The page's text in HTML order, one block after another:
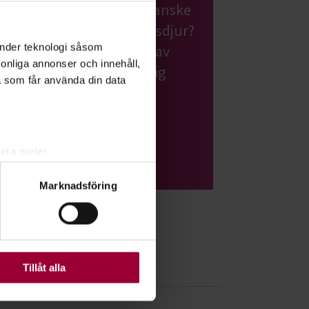
teknologi såsom
annonser och innehåll,
får använda din data
. Du kan ändra
Vissa kakor är
Marknadsföring
Tillåt alla
att skaffa en valp? Eller kanske
en katt eller ett annat husdjur?
Det finns massor av
saker du kan lära dig